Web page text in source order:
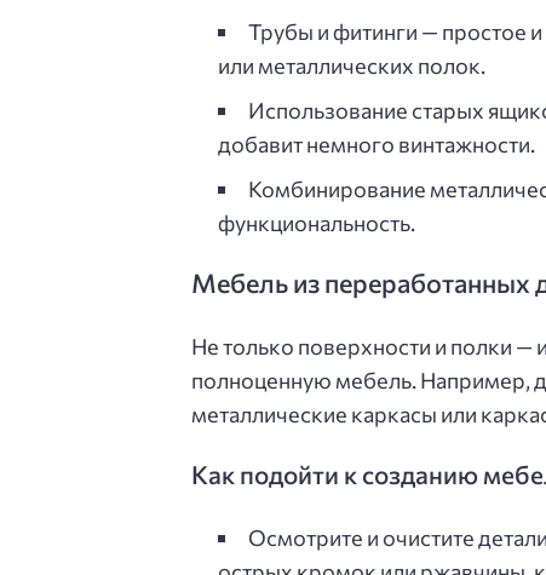
Трубы и фитинги — простое
или металлических полок.
Использование старых
добавит немного винтажности.
Комбинирование
функциональность.
Мебель из переработанных
Не только поверхности и полки
полноценную мебель. Например,
металлические каркасы или
Как подойти к созданию
Осмотрите и очистите